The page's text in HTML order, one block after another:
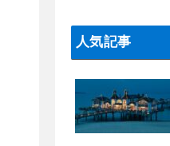
人気記事